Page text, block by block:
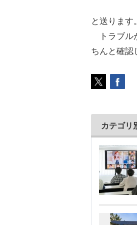
と送ります。
トラブル
ちんと確認
カテゴリ